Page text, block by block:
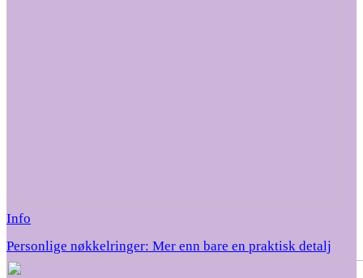
Info
Personlige nøkkelringer: Mer enn bare en praktisk detalj